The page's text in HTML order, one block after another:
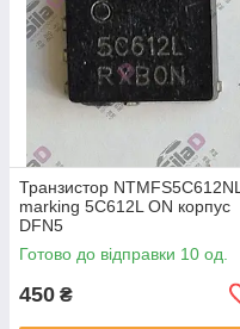
Транзистор NTMFS5C612NL
marking 5C612L ON корпус
DFN5
Готово до відправки 10 од.
450 ₴